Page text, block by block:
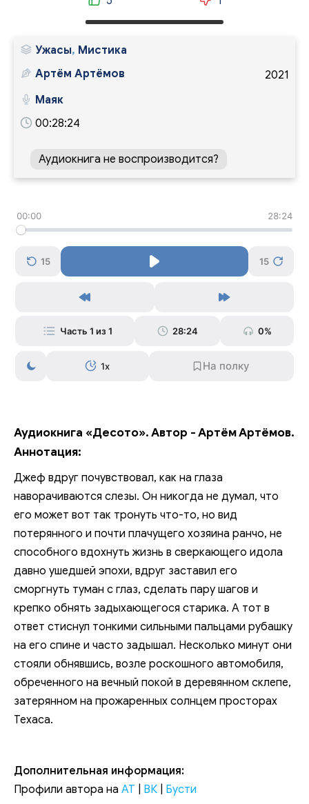
Ужасы, Мистика
2021
Артём Артёмов
Маяк
00:28:24
Аудиокнига не воспроизводится?
00:00 28:24
15 15
Часть 1 из 1 28:24 0%
1x
Аудиокнига «Десото». Автор - Артём Артёмов.
Аннотация:
Джеф вдруг почувствовал, как на глаза
наворачиваются слезы. Он никогда не думал, что
его может вот так тронуть что-то, но вид
потерянного и почти плачущего хозяина ранчо, не
способного вдохнуть жизнь в сверкающего идола
давно ушедшей эпохи, вдруг заставил его
сморгнуть туман с глаз, сделать пару шагов и
крепко обнять задыхающегося старика. А тот в
ответ стиснул тонкими сильными пальцами рубашку
на его спине и часто задышал. Несколько минут они
стояли обнявшись, возле роскошного автомобиля,
обреченного на вечный покой в деревянном склепе,
затерянном на прожаренных солнцем просторах
Техаса.
Дополнительная информация:
Профили автора на АТ ВК Бусти